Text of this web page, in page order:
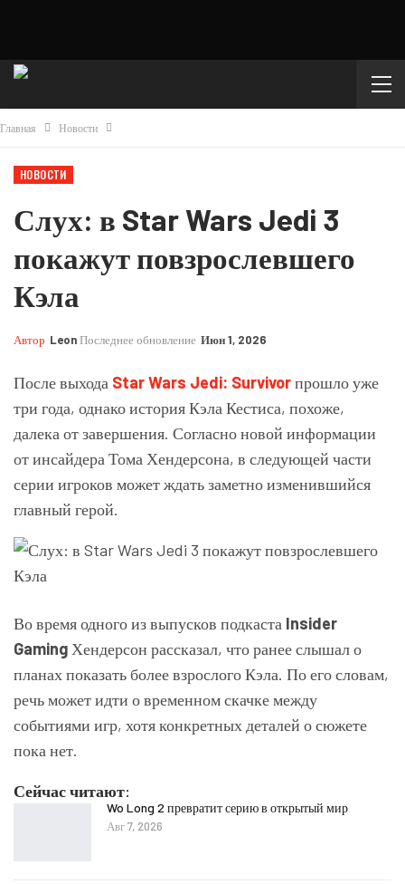
Главная Новости
НОВОСТИ
Слух: в Star Wars Jedi 3
покажут повзрослевшего
Кэла
Автор LeonПоследнее обновление Июн 1, 2026
После выхода Star Wars Jedi: Survivorпрошло уже
три года, однако история Кэла Кестиса, похоже,
далека от завершения. Согласно новой информации
от инсайдера Тома Хендерсона, в следующей части
серии игроков может ждать заметно изменившийся
главный герой.
Во время одного из выпусков подкаста Insider
Gaming Хендерсон рассказал, что ранее слышал о
планах показать более взрослого Кэла. По его словам,
речь может идти о временном скачке между
событиями игр, хотя конкретных деталей о сюжете
пока нет.
Сейчас читают:
Wo Long 2 превратит серию в открытый мир
Авг 7, 2026